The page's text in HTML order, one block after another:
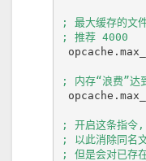
; 最大缓存的文
; 推荐 4000
; 内存“浪费”达
; 开启这条指令
; 以此消除同名
; 但是会对已存